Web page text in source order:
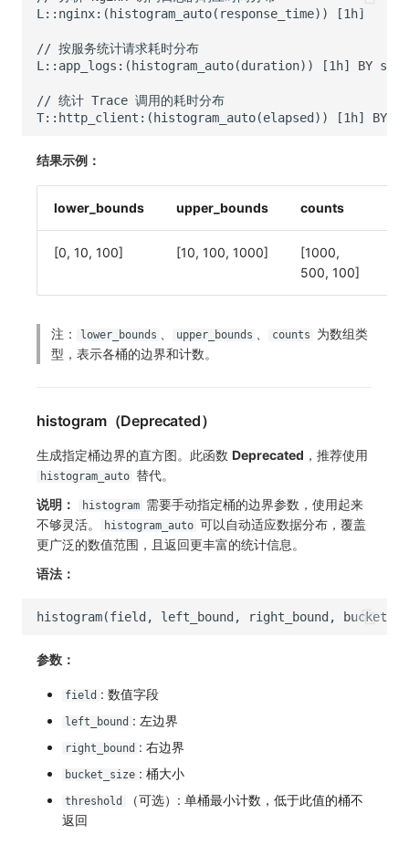
结果示例：
lower_bounds upper_bounds counts
[0, 10, 100] [10, 100, 1000]
[1000,
500, 100]
注： lower_bounds upper_bounds counts
为数组类
型，表示各桶的边界和计数。
histogram（Deprecated）
生成指定桶边界的直方图。此函数 Deprecated ，推荐使用
histogram_auto 替代。
说明：
histogram
需要手动指定桶的边界参数，使用起来
不够灵活。
histogram_auto 可以自动适应数据分布，覆盖
更广泛的数值范围，且返回更丰富的统计信息。
语法：
参数：
field : 数值字段
left_bound : 左边界
right_bound : 右边界
bucket_size : 桶大小
threshold
（可选）: 单桶最小计数，低于此值的桶不
返回